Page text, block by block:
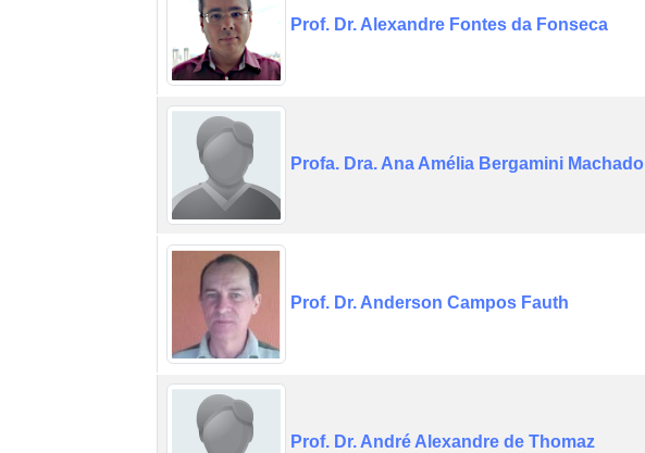
Prof. Dr. Alexandre Fontes da Fonseca
Profa. Dra. Ana Amélia Bergamini Machado
Prof. Dr. Anderson Campos Fauth
Prof. Dr. André Alexandre de Thomaz